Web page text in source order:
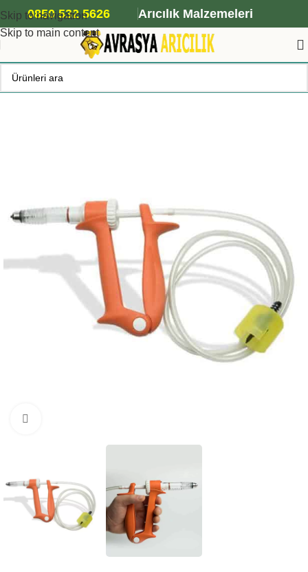
Skip to navigation
Skip to main content
ANA ARI SİPARİŞİ İÇİN TIKLAYIN
0850 532 5626 Arıcılık Malzemeleri